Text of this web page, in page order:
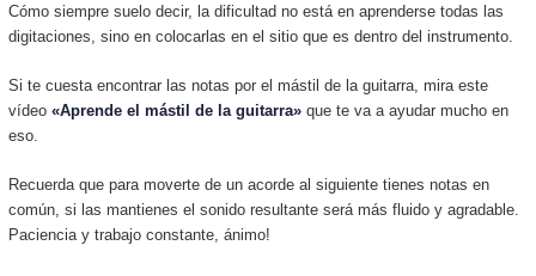
Cómo siempre suelo decir, la dificultad no está en aprenderse todas las
digitaciones, sino en colocarlas en el sitio que es dentro del instrumento.
Si te cuesta encontrar las notas por el mástil de la guitarra, mira este
vídeo «Aprende el mástil de la guitarra»que te va a ayudar mucho en
eso.
Recuerda que para moverte de un acorde al siguiente tienes notas en
común, si las mantienes el sonido resultante será más fluido y agradable.
Paciencia y trabajo constante, ánimo!